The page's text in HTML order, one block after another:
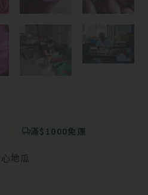
滿$1000免運
地瓜